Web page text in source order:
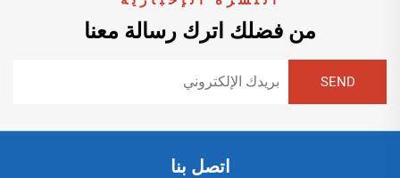
من فضلك اترك رسالة معنا
اتصل بنا